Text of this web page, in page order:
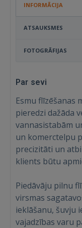
INFORMĀCIJA
ATSAUKSMES
FOTOGRĀFIJAS
Par sevi
Esmu flīzēšanas
pieredzi dažāda
vannasistabām
un komerctelpu
precizitāti un
klients būtu
Piedāvāju pilnu
virsmas
ieklāšanu, šuvju
vajadzības varu